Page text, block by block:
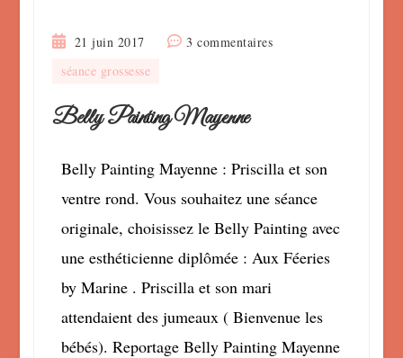
21 juin 2017 3 commentairessur
séance grossesse
Belly Painting Mayenne
Belly Painting Mayenne : Priscilla et son
ventre rond. Vous souhaitez une séance
originale, choisissez le Belly Painting avec
une esthéticienne diplômée : Aux Féeries
by Marine . Priscilla et son mari
attendaient des jumeaux ( Bienvenue les
bébés). Reportage Belly Painting Mayenne